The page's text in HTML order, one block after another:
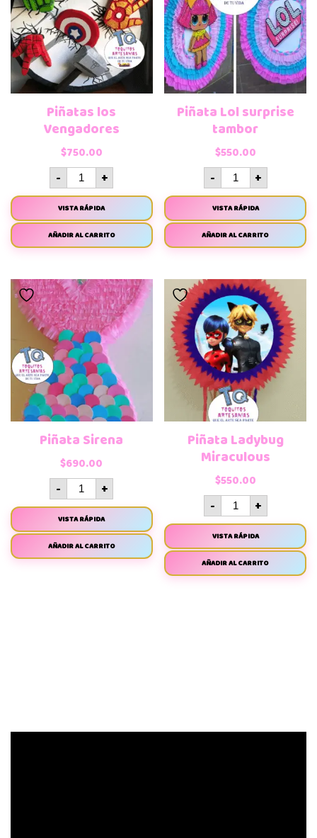
Piñatas los
Vengadores
$750.00
- +
VISTA RÁPIDA
AÑADIR AL CARRITO
Piñata Lol surprise
tambor
$550.00
- +
VISTA RÁPIDA
AÑADIR AL CARRITO
Piñata Sirena
$690.00
- +
VISTA RÁPIDA
AÑADIR AL CARRITO
Piñata Ladybug
Miraculous
$550.00
- +
VISTA RÁPIDA
AÑADIR AL CARRITO